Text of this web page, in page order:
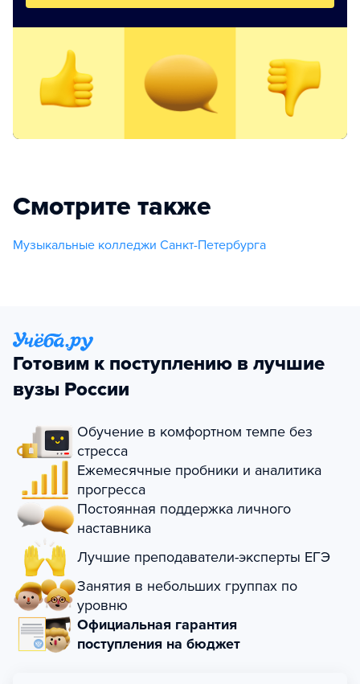
Смотрите также
Музыкальные колледжи Санкт-Петербурга
Готовим к поступлению в лучшие
вузы России
Обучение в комфортном темпе без
стресса
Ежемесячные пробники и аналитика
прогресса
Постоянная поддержка личного
наставника
Лучшие преподаватели-эксперты ЕГЭ
Занятия в небольших группах по
уровню
Официальная гарантия
поступления на бюджет